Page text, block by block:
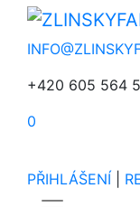
+420 605 564
0
PŘIHLÁŠENÍ